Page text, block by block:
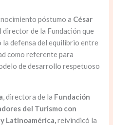
póstumo a César
director de la Fundación que
la defensa del equilibrio entre
como referente para
de desarrollo respetuoso
, directora de la Fundación
del Turismo con
Latinoamérica,reivindicó la